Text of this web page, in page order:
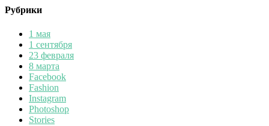
Рубрики
1 мая
1 сентября
23 февраля
8 марта
Facebook
Fashion
Instagram
Photoshop
Stories